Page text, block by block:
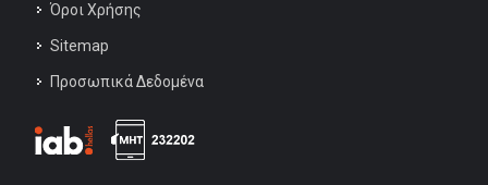
Όροι Χρήσης
Sitemap
Προσωπικά Δεδομένα